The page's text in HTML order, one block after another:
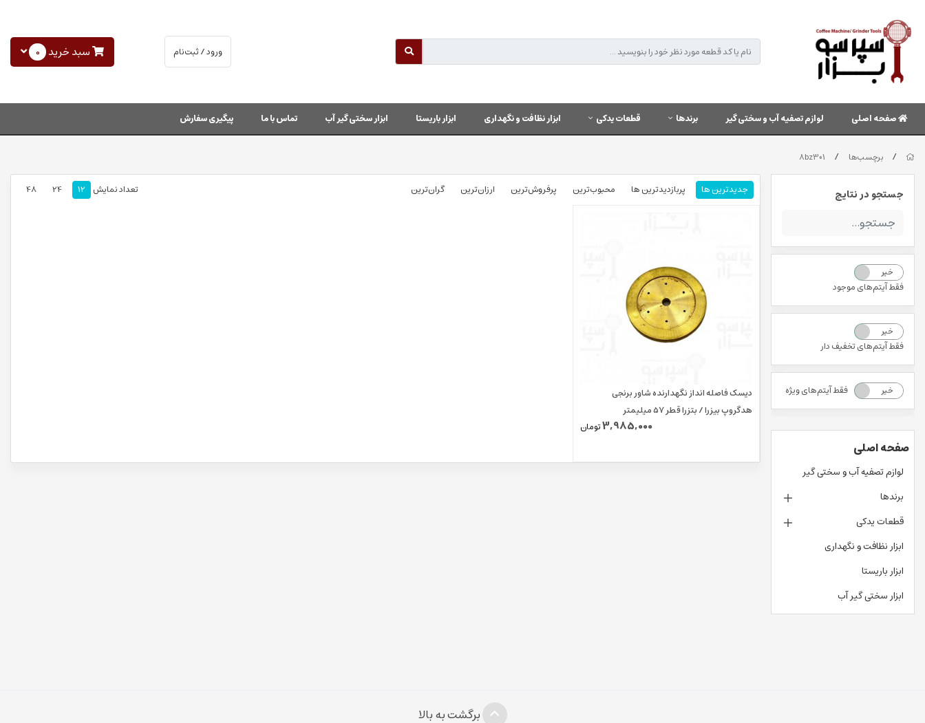
ورود / ثبت‌نام سبد خرید 0
صفحه اصلی لوازم تصفیه آب و سختی گیر برندها قطعات یدکی ابزار نظافت و نگهداری ابزار باریستا ابزار سختی گیر آب تماس با ما پیگیری سفارش
/ برچسب‌ها /
8bz301
جستجو در نتایج
خیر
فقط آیتم‌های موجود
خیر
فقط آیتم‌های تخفیف دار
بله خیر فقط آیتم‌های ویژه
صفحه اصلی
لوازم تصفیه آب و سختی گیر
برندها
قطعات یدکی
ابزار نظافت و نگهداری
ابزار باریستا
ابزار سختی گیر آب
جدیدترین ها پربازدیدترین ها محبوب‌‌ترین پرفروش‌ترین ارزان‌ترین گران‌ترین تعداد نمایش 12
24
48
دیسک فاصله انداز نگهدارنده شاور برنجی
هدگروپ بیزرا / بتزرا قطر ۵۷ میلیمتر
3,985,000تومان
برگشت به بالا